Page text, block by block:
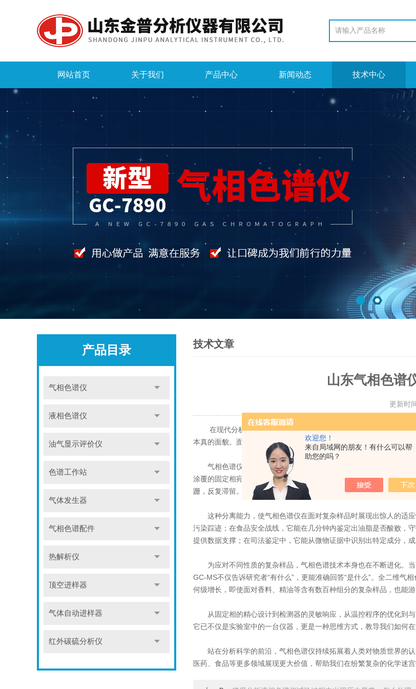
欢迎您！
来自局域网的朋友！有什么可以帮
助您的吗？
网站首页 关于我们 产品中心 新闻动态 技术中心
产品目录
气相色谱仪
液相色谱仪
油气显示评价仪
色谱工作站
气体发生器
气相色谱配件
热解析仪
顶空进样器
气体自动进样器
红外碳硫分析仪
技术文章
山东气相色谱
更新时
在现代分析科学的殿堂中，气相色谱仪犹如一位沉默而精准的人
本真的面貌。面对日益复杂的样品检测需求，这台精密仪器展现出了技
气相色谱仪的核心智慧在于“分离”。当复杂样品在气化室瞬间转化
涂覆的固定相宛如精心设计的障碍赛道，不同分子因分配系数、吸附
跚，反复滞留。经过这番时空重塑，即使结构极为相似的组分也能被
这种分离能力，使气相色谱仪在面对复杂样品时展现出惊人的适应
污染踪迹；在食品安全战线，它能在几分钟内鉴定出油脂是否酸败，
提供数据支撑；在司法鉴定中，它能从微物证据中识别出特定成分，成
为应对不同性质的复杂样品，气相色谱技术本身也在不断进化。当
GC-MS不仅告诉研究者“有什么”，更能准确回答“是什么”。全二维
何级增长，即使面对香料、精油等含有数百种组分的复杂样品，也能游
从固定相的精心设计到检测器的灵敏响应，从温控程序的优化到与
它已不仅是实验室中的一台仪器，更是一种思维方式，教导我们如何
站在分析科学的前沿，气相色谱仪持续拓展着人类对物质世界的认
医药、食品等更多领域展现更大价值，帮助我们在纷繁复杂的化学迷